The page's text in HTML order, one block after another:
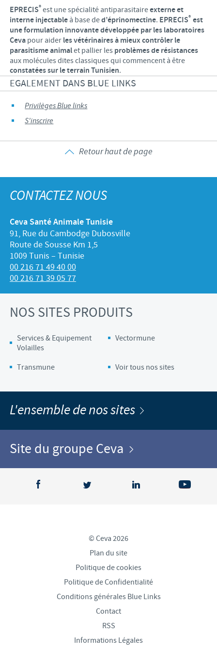
EPRECIS® est une spécialité antiparasitaireexterne et
interne injectable à base ded’éprinomectine. EPRECIS® est
une formulation innovante développée par les laboratoires
Ceva pour aider les vétérinaires à mieux contrôler le
parasitisme animalet pallier les problèmes de résistances
aux molécules dites classiques qui commencent à être
constatées sur le terrain Tunisien.
EGALEMENT DANS BLUE LINKS
Privilèges Blue links
S'inscrire
Retour haut de page
CONTACTEZ NOUS
Ceva Santé Animale Tunisie
91, Rue du Cambodge Dubosville
Route de Sousse Km 1,5
1009 Tunis – Tunisie
00 216 71 49 40 00
00 216 71 39 05 77
NOS SITES PRODUITS
Services & Equipement
Volailles
Vectormune
Transmune Voir tous nos sites
L'ensemble de nos sites
Site du groupe Ceva
© Ceva 2026
Plan du site
Politique de cookies
Politique de Confidentialité
Conditions générales Blue Links
Contact
RSS
Informations Légales